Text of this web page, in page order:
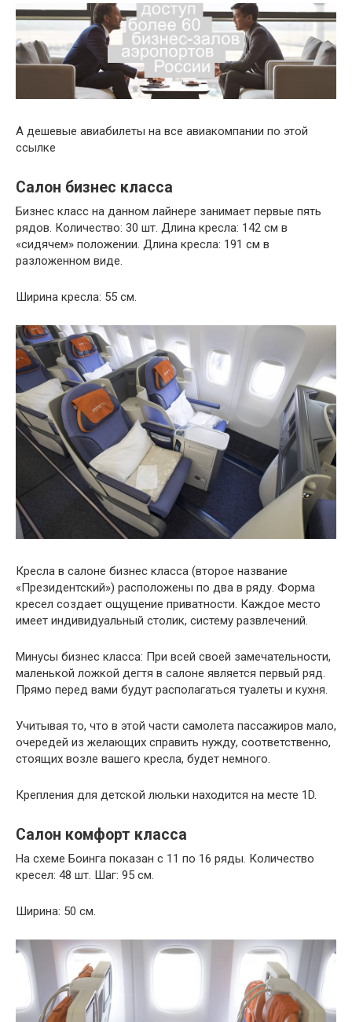
А дешевые авиабилеты на все авиакомпании по этой
ссылке
Салон бизнес класса
Бизнес класс на данном лайнере занимает первые пять
рядов. Количество: 30 шт. Длина кресла: 142 см в
«сидячем» положении. Длина кресла: 191 см в
разложенном виде.
Ширина кресла: 55 см.
Кресла в салоне бизнес класса (второе название
«Президентский») расположены по два в ряду. Форма
кресел создает ощущение приватности. Каждое место
имеет индивидуальный столик, систему развлечений.
Минусы бизнес класса: При всей своей замечательности,
маленькой ложкой дегтя в салоне является первый ряд.
Прямо перед вами будут располагаться туалеты и кухня.
Учитывая то, что в этой части самолета пассажиров мало,
очередей из желающих справить нужду, соответственно,
стоящих возле вашего кресла, будет немного.
Крепления для детской люльки находится на месте 1D.
Салон комфорт класса
На схеме Боинга показан с 11 по 16 ряды. Количество
кресел: 48 шт. Шаг: 95 см.
Ширина: 50 см.